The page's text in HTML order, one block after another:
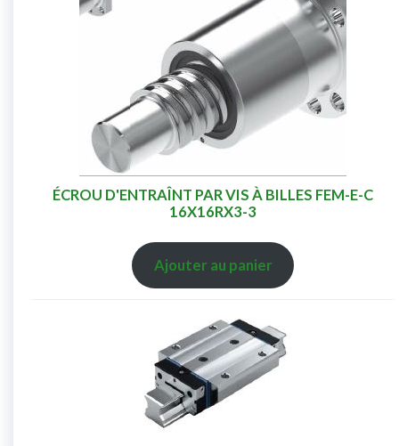
ÉCROU D'ENTRAÎNT PAR VIS À BILLES FEM-E-C
16X16RX3-3
Ajouter au panier